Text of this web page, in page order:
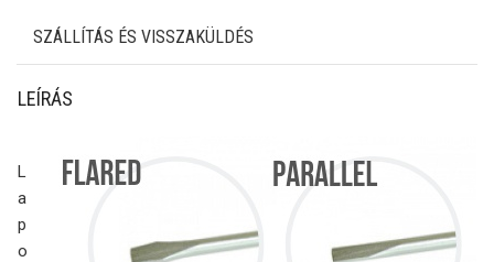
SZÁLLÍTÁS ÉS VISSZAKÜLDÉS
LEÍRÁS
L
a
p
o